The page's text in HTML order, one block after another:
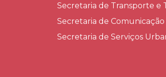
Secretaria de Transporte e
Secretaria de
Secretaria de Serviços